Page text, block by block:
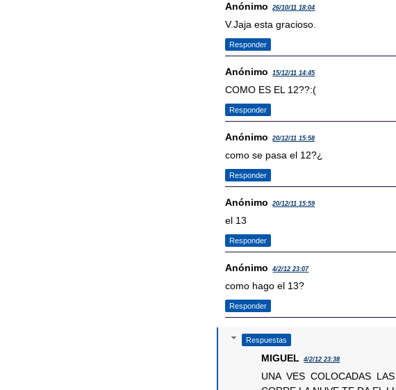
Anónimo 26/10/11 18:04
V.Jaja esta gracioso.
Responder
Anónimo 15/12/11 14:45
COMO ES EL 12??:(
Responder
Anónimo 20/12/11 15:58
como se pasa el 12?¿
Responder
Anónimo 20/12/11 15:59
el 13
Responder
Anónimo 4/2/12 23:07
como hago el 13?
Responder
Respuestas
MIGUEL 4/2/12 23:38
UNA VES COLOCADAS